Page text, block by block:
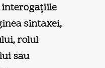
sintaxei,
rolul
sau